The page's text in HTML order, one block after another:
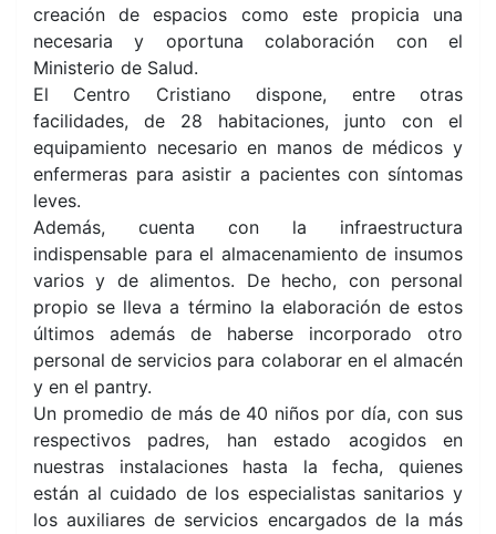
creación de espacios como este propicia una
necesaria y oportuna colaboración con el
Ministerio de Salud.
El Centro Cristiano dispone, entre otras
facilidades, de 28 habitaciones, junto con el
equipamiento necesario en manos de médicos y
enfermeras para asistir a pacientes con síntomas
leves.
Además, cuenta con la infraestructura
indispensable para el almacenamiento de insumos
varios y de alimentos. De hecho, con personal
propio se lleva a término la elaboración de estos
últimos además de haberse incorporado otro
personal de servicios para colaborar en el almacén
y en el pantry.
Un promedio de más de 40 niños por día, con sus
respectivos padres, han estado acogidos en
nuestras instalaciones hasta la fecha, quienes
están al cuidado de los especialistas sanitarios y
los auxiliares de servicios encargados de la más